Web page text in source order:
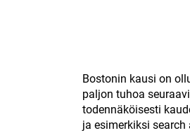
Bostonin kausi on
paljon tuhoa
todennäköisesti
ja esimerkiksi